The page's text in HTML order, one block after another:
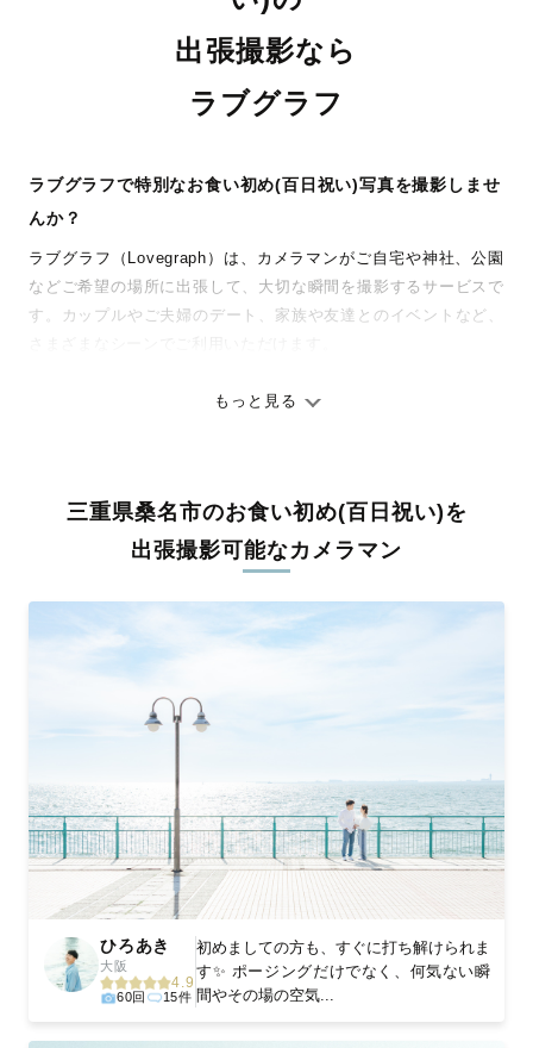
出張撮影なら
ラブグラフ
ラブグラフで特別なお食い初め(百日祝い)写真を撮影しませ
んか？
ラブグラフ（Lovegraph）は、カメラマンがご自宅や神社、公園
などご希望の場所に出張して、大切な瞬間を撮影するサービスで
す。カップルやご夫婦のデート、家族や友達とのイベントなど、
ありのままの空気感を大切に、何十年経っても見返したくなるよ
料金は全国どこでも一律。わかりやすく安心の価格設定です。オ
リジナルの研修と厳正な審査に合格し、撮影技術やホスピタリテ
ィを身につけたプロのカメラマンが全国47都道府県に在籍してい
撮影後は、独自の編集技術で写真の明るさや色合いを丁寧に調
整。自然な雰囲気を残しつつも、おしゃれで洗練された仕上がり
出会えます。まずは、ラブグラフの撮影事例 をご覧ください。
もっと見る
三重県桑名市のお食い初め(百日祝い)を
出張撮影可能なカメラマン
ひろあき
大阪
4.9
60回 15件
初めましての方も、すぐに打ち解けられま
す✨ ポージングだけでなく、何気ない瞬
間やその場の空気...